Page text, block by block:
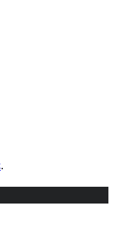
.